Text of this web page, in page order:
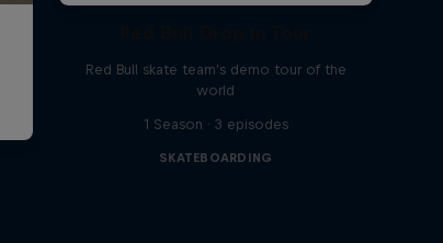
Red Bull skate team's demo tour of the
world
1 Season · 3 episodes
SKATEBOARDING